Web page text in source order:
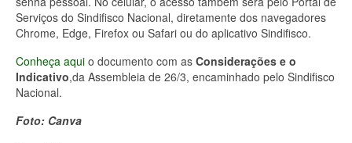
Serviços do Sindifisco Nacional, diretamente dos navegadores
Chrome, Edge, Firefox ou Safari ou do aplicativo Sindifisco.
Conheça aqui o documento com as Considerações e o
Indicativo,da Assembleia de 26/3, encaminhado pelo Sindifisco
Nacional.
Foto: Canva